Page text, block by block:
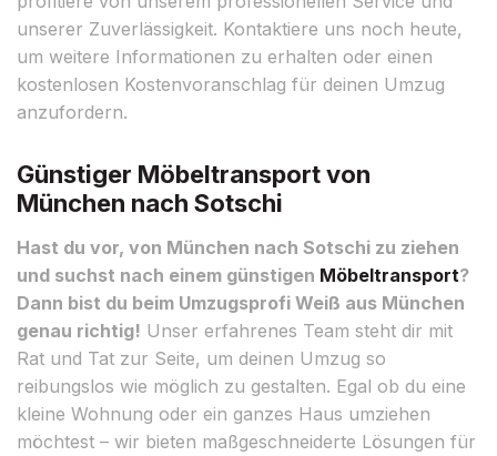
unserer Zuverlässigkeit. Kontaktiere uns noch heute,
um weitere Informationen zu erhalten oder einen
kostenlosen Kostenvoranschlag für deinen Umzug
anzufordern.
Günstiger Möbeltransport von
München nach Sotschi
Hast du vor, von München nach Sotschi zu ziehen
und suchst nach einem günstigen Möbeltransport?
Dann bist du beim Umzugsprofi Weiß aus München
genau richtig! Unser erfahrenes Team steht dir mit
Rat und Tat zur Seite, um deinen Umzug so
reibungslos wie möglich zu gestalten. Egal ob du eine
kleine Wohnung oder ein ganzes Haus umziehen
möchtest – wir bieten maßgeschneiderte Lösungen für